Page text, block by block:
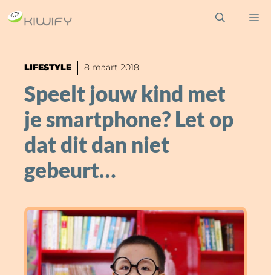
Ga
naar
inhoudLIFESTYLE 8 maart 2018
Speelt jouw kind met
je smartphone? Let op
dat dit dan niet
gebeurt…